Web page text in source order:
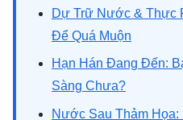
Dự Trữ Nước & Thực
Để Quá Muộn
Hạn Hán Đang Đến:
Sàng Chưa?
Nước Sau Thảm